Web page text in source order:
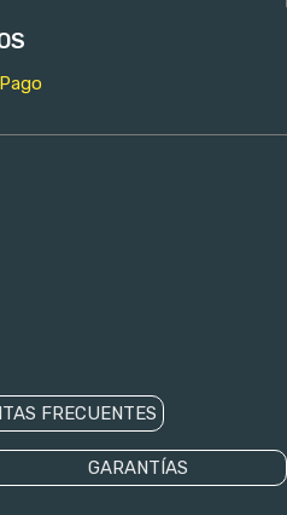
FRECUENTES
GARANTÍAS